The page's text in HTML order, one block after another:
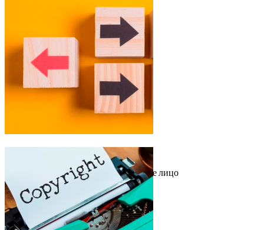
Аналитика/ 19 августа 2024
Как переоформить ИП в юридическое лицо
Перевод ИП в юридическое лицо